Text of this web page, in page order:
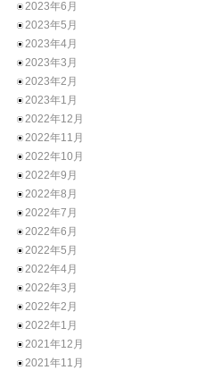
2023年6月
2023年5月
2023年4月
2023年3月
2023年2月
2023年1月
2022年12月
2022年11月
2022年10月
2022年9月
2022年8月
2022年7月
2022年6月
2022年5月
2022年4月
2022年3月
2022年2月
2022年1月
2021年12月
2021年11月